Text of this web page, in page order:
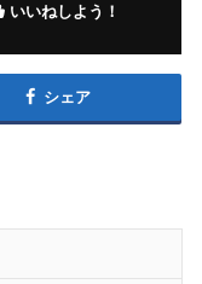
いいねしよう！
シェア